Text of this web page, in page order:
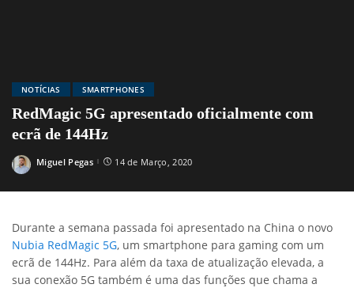
NOTÍCIAS SMARTPHONES
RedMagic 5G apresentado oficialmente com
ecrã de 144Hz
Posted
Miguel Pegas 14 de Março, 2020
Durante a semana passada foi apresentado na China o novo
Nubia RedMagic 5G, um smartphone para gaming com um
ecrã de 144Hz. Para além da taxa de atualização elevada, a
sua conexão 5G também é uma das funções que chama a